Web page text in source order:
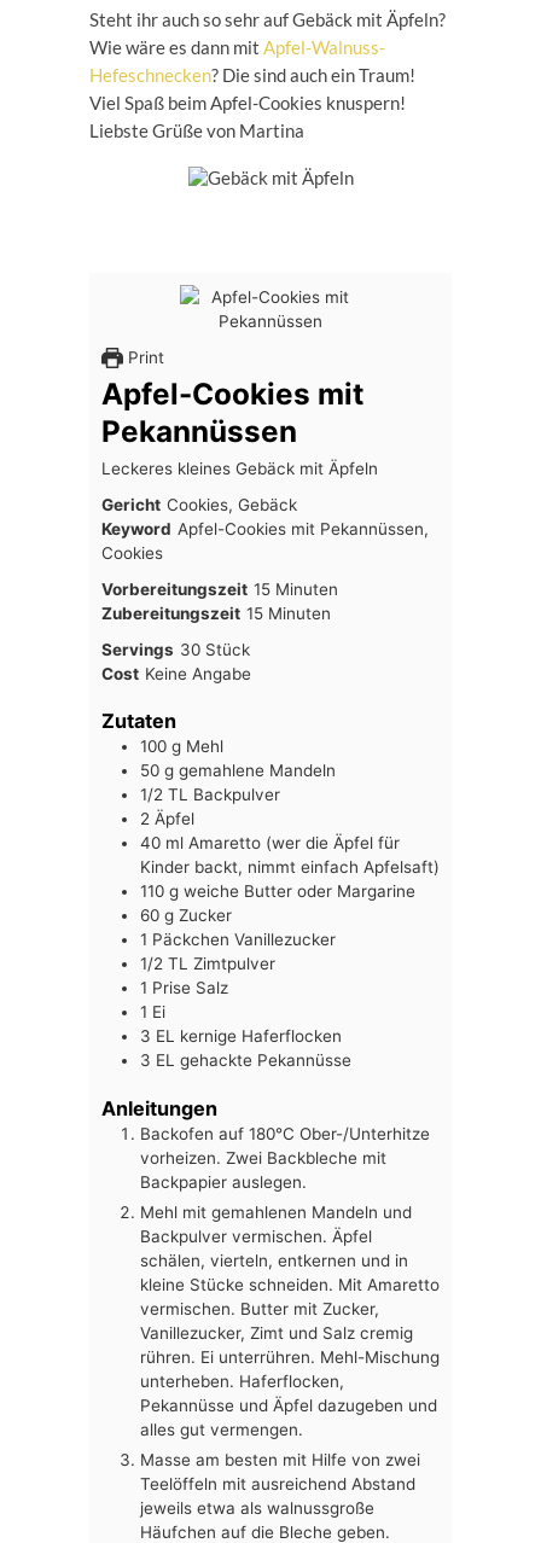
Steht ihr auch so sehr auf Gebäck mit Äpfeln?
Wie wäre es dann mit Apfel-Walnuss-
Hefeschnecken? Die sind auch ein Traum!
Viel Spaß beim Apfel-Cookies knuspern!
Liebste Grüße von Martina
Print
Apfel-Cookies mit
Pekannüssen
Leckeres kleines Gebäck mit Äpfeln
Gericht Cookies, Gebäck
Keyword Apfel-Cookies mit Pekannüssen,
Cookies
Vorbereitungszeit 15Minuten
Minuten
Zubereitungszeit 15Minuten
Minuten
Servings 30 Stück
Cost Keine Angabe
Zutaten
100 g Mehl
50 g gemahlene Mandeln
1/2 TL Backpulver
2 Äpfel
40 ml Amaretto (wer die Äpfel für
Kinder backt, nimmt einfach Apfelsaft)
110 g weiche Butter oder Margarine
60 g Zucker
1 Päckchen Vanillezucker
1/2 TL Zimtpulver
1 Prise Salz
1 Ei
3 EL kernige Haferflocken
3 EL gehackte Pekannüsse
Anleitungen
Backofen auf 180°C Ober-/Unterhitze
vorheizen. Zwei Backbleche mit
Backpapier auslegen.
Mehl mit gemahlenen Mandeln und
Backpulver vermischen. Äpfel
schälen, vierteln, entkernen und in
kleine Stücke schneiden. Mit Amaretto
vermischen. Butter mit Zucker,
Vanillezucker, Zimt und Salz cremig
rühren. Ei unterrühren. Mehl-Mischung
unterheben. Haferflocken,
Pekannüsse und Äpfel dazugeben und
alles gut vermengen.
Masse am besten mit Hilfe von zwei
Teelöffeln mit ausreichend Abstand
jeweils etwa als walnussgroße
Häufchen auf die Bleche geben.